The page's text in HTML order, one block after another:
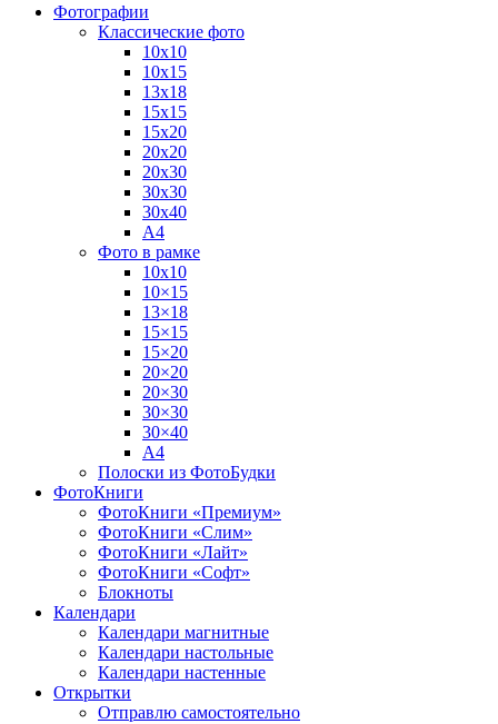
Фотографии
Классические фото
10х10
10х15
13х18
15х15
15х20
20х20
20х30
30х30
30х40
А4
Фото в рамке
10х10
10×15
13×18
15×15
15×20
20×20
20×30
30×30
30×40
A4
Полоски из ФотоБудки
ФотоКниги
ФотоКниги «Премиум»
ФотоКниги «Слим»
ФотоКниги «Лайт»
ФотоКниги «Софт»
Блокноты
Календари
Календари магнитные
Календари настольные
Календари настенные
Открытки
Отправлю самостоятельно